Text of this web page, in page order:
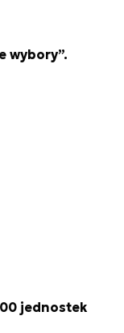
wybory”.
jednostek